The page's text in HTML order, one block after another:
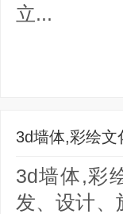
立...
3d墙体,彩绘文
3d墙体,彩
发、设计、